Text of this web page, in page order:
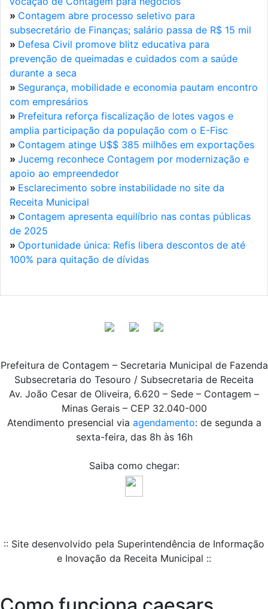
» Contagem abre processo seletivo para
subsecretário de Finanças; salário passa de R$ 15 mil
» Defesa Civil promove blitz educativa para
prevenção de queimadas e cuidados com a saúde
durante a seca
» Segurança, mobilidade e economia pautam encontro
com empresários
» Prefeitura reforça fiscalização de lotes vagos e
amplia participação da população com o E-Fisc
» Contagem atinge U$$ 385 milhões em exportações
» Jucemg reconhece Contagem por modernização e
apoio ao empreendedor
» Esclarecimento sobre instabilidade no site da
Receita Municipal
» Contagem apresenta equilíbrio nas contas públicas
de 2025
» Oportunidade única: Refis libera descontos de até
100% para quitação de dívidas
Prefeitura de Contagem – Secretaria Municipal de Fazenda
Subsecretaria do Tesouro / Subsecretaria de Receita
Av. João Cesar de Oliveira, 6.620 – Sede – Contagem –
Minas Gerais – CEP 32.040-000
Atendimento presencial via agendamento: de segunda a
sexta-feira, das 8h às 16h
Saiba como chegar:
:: Site desenvolvido pela Superintendência de Informação
e Inovação da Receita Municipal ::